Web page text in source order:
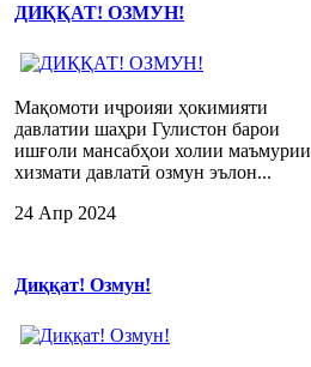
ДИҚҚАТ! ОЗМУН!
Мақомоти иҷроияи ҳокимияти
давлатии шаҳри Гулистон барои
ишғоли мансабҳои холии маъмурии
хизмати давлатӣ озмун эълон...
24 Апр 2024
Диққат! Озмун!